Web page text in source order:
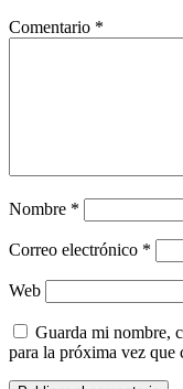
Comentario *
Nombre *
Correo electrónico *
Web
Guarda mi nombre,
para la próxima vez que